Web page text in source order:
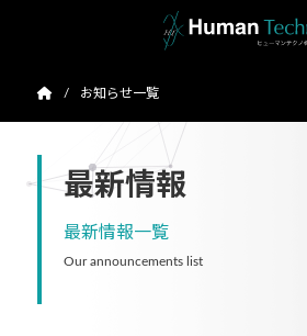
お知らせ一覧
最新情報
最新情報一覧
Our announcements list